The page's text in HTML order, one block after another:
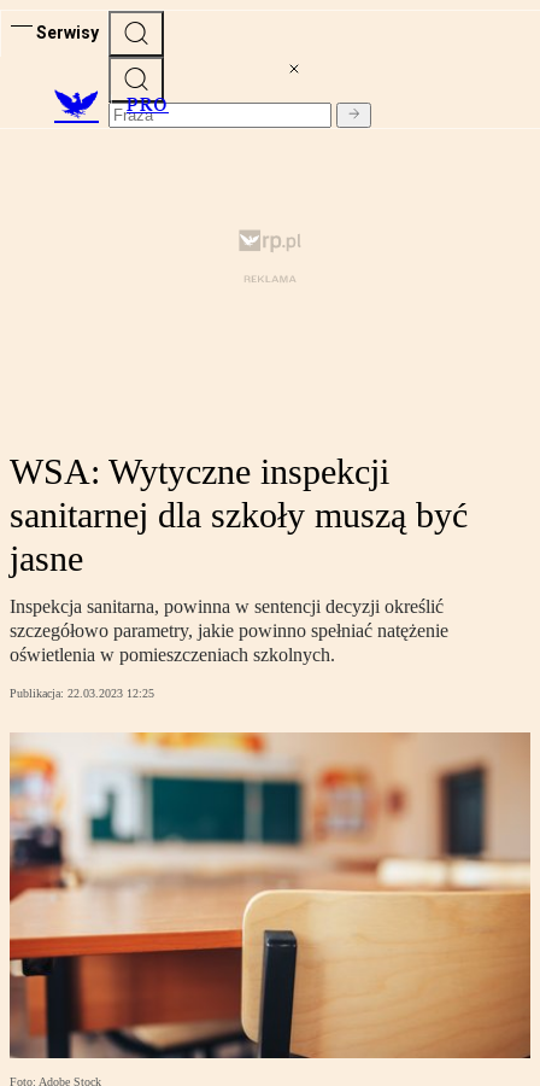
Serwisy
PRO
WSA: Wytyczne inspekcji
sanitarnej dla szkoły muszą być
jasne
Inspekcja sanitarna, powinna w sentencji decyzji określić
szczegółowo parametry, jakie powinno spełniać natężenie
oświetlenia w pomieszczeniach szkolnych.
Publikacja: 22.03.2023 12:25
Foto: Adobe Stock